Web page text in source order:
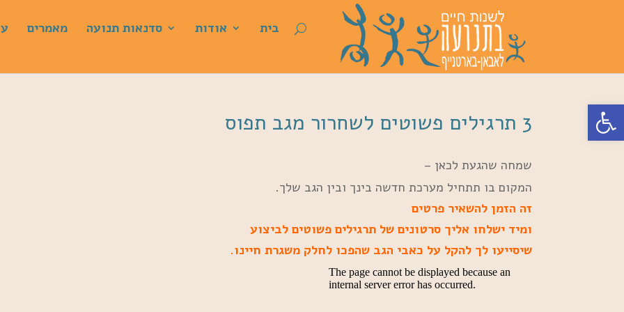
פתח סרגל נגישות
בית אודות סדנאות תנועה מאמרים
3 תרגילים פשוטים לשחרור מגב תפוס
שמחה שהגעת לכאן –
המקום בו תתחיל מערכת חדשה בינך ובין הגב שלך.
זה הזמן להשאיר פרטים
ומיד ישלחו אליך סרטונים של תרגילים פשוטים לביצוע
שיסייעו לך להקל על כאבי הגב שהפכו לחלק משגרת חיינו.